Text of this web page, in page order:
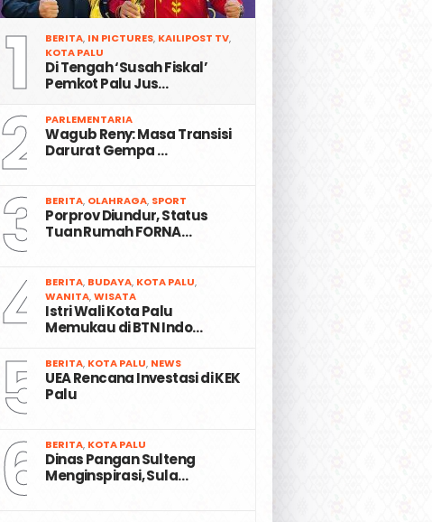
1 BERITA, IN PICTURES, KAILIPOST TV,
KOTA PALU
Di Tengah ‘Susah Fiskal’
Pemkot Palu Jus…
2 PARLEMENTARIA
Wagub Reny: Masa Transisi
Darurat Gempa …
3 BERITA, OLAHRAGA, SPORT
Porprov Diundur, Status
Tuan Rumah FORNA…
4BERITA, BUDAYA, KOTA PALU,
WANITA,WISATA
Istri Wali Kota Palu
Memukau di BTN Indo…
5 BERITA, KOTA PALU, NEWS
UEA Rencana Investasi di KEK
Palu
6 BERITA, KOTA PALU
Dinas Pangan Sulteng
Menginspirasi, Sula…